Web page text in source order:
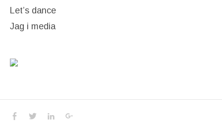
Let’s dance
Jag i media
Social Media Profiles
Facebook
TwitterLinkedIn